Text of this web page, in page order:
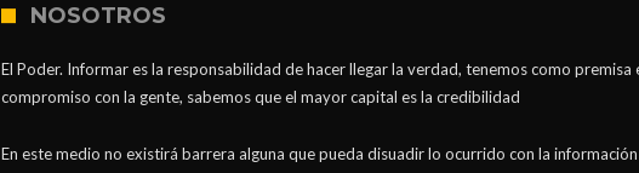
NOSOTROS
El Poder. Informar es la responsabilidad de hacer llegar la verdad, tenemos como premisa
compromiso con la gente, sabemos que el mayor capital es la credibilidad
En este medio no existirá barrera alguna que pueda disuadir lo ocurrido con la información